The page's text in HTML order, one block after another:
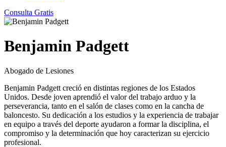
Consulta Gratis
Benjamin Padgett
Abogado de Lesiones
Benjamin Padgett creció en distintas regiones de los Estados
Unidos. Desde joven aprendió el valor del trabajo arduo y la
perseverancia, tanto en el salón de clases como en la cancha de
baloncesto. Su dedicación a los estudios y la experiencia de trabajar
en equipo a través del deporte ayudaron a formar la disciplina, el
compromiso y la determinación que hoy caracterizan su ejercicio
profesional.